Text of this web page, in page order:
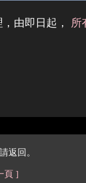
由即日起， 所
返回。
頁 ]